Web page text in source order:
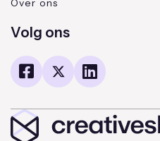
Over ons
Volg ons